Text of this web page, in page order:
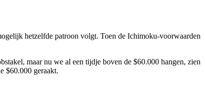
hetzelfde patroon volgt. Toen de Ichimoku-voorwaarden
maar nu we al een tijdje boven de $60.000 hangen, zien
$60.000 geraakt.